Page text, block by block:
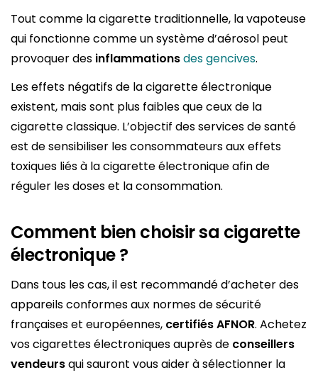
Tout comme la cigarette traditionnelle, la vapoteuse
qui fonctionne comme un système d’aérosol peut
provoquer des inflammationsdes gencives.
Les effets négatifs de la cigarette électronique
existent, mais sont plus faibles que ceux de la
cigarette classique. L’objectif des services de santé
est de sensibiliser les consommateurs aux effets
toxiques liés à la cigarette électronique afin de
réguler les doses et la consommation.
Comment bien choisir sa cigarette
électronique ?
Dans tous les cas, il est recommandé d’acheter des
appareils conformes aux normes de sécurité
françaises et européennes, certifiés AFNOR. Achetez
vos cigarettes électroniques auprès de conseillers
vendeursqui sauront vous aider à sélectionner la